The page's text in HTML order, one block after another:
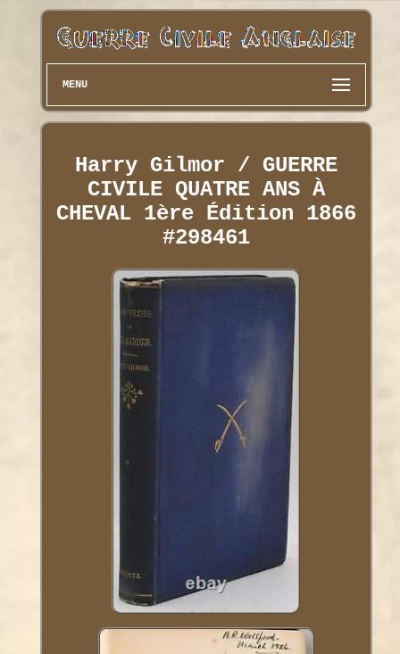
MENU
Harry Gilmor / GUERRE
CIVILE QUATRE ANS À
CHEVAL 1ère Édition 1866
#298461